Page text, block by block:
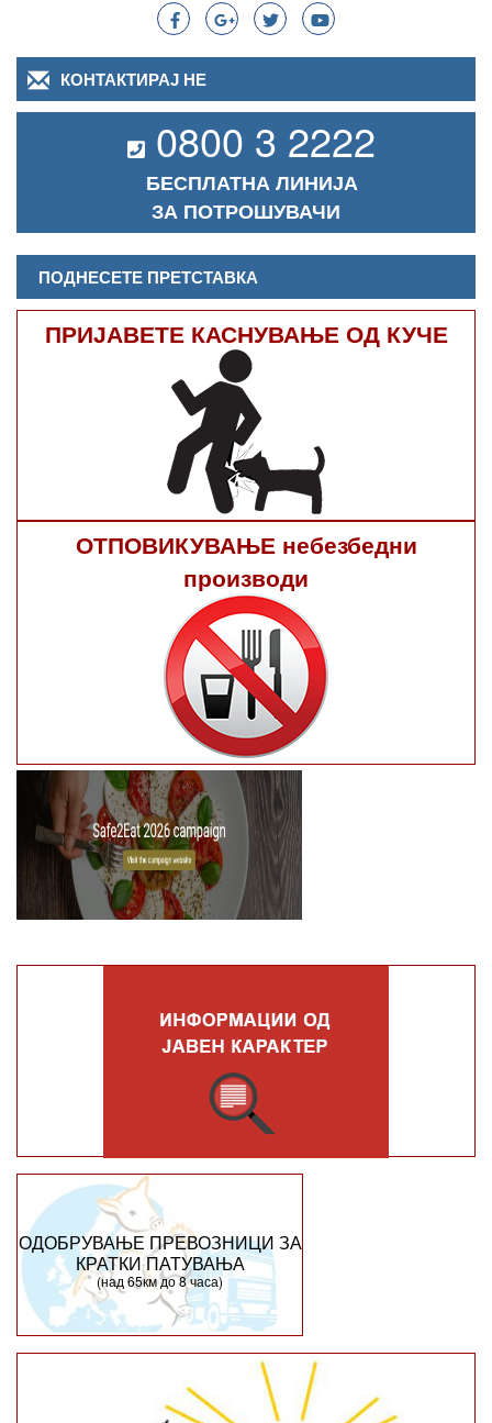
КОНТАКТИРАЈ НЕ
0800 3 2222
БЕСПЛАТНА ЛИНИЈА
ЗА ПОТРОШУВАЧИ
ПОДНЕСЕТЕ ПРЕТСТАВКА
ПРИЈАВЕТЕ КАСНУВАЊЕ ОД КУЧЕ
ОТПОВИКУВАЊЕ небезбедни
производи
ОДОБРУВАЊЕ ПРЕВОЗНИЦИ ЗА
КРАТКИ ПАТУВАЊА
(над 65км до 8 часа)